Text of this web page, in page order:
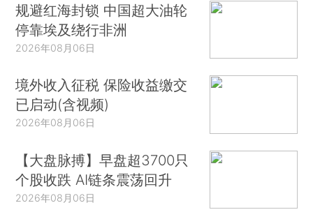
规避红海封锁 中国超大油轮
停靠埃及绕行非洲
2026年08月06日
境外收入征税 保险收益缴交
已启动(含视频)
2026年08月06日
【大盘脉搏】早盘超3700只
个股收跌 AI链条震荡回升
2026年08月06日